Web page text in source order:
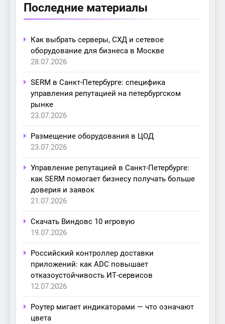
Последние материалы
Как выбрать серверы, СХД и сетевое
оборудование для бизнеса в Москве
28.07.2026
SERM в Санкт-Петербурге: специфика
управления репутацией на петербургском
рынке
23.07.2026
Размещение оборудования в ЦОД
23.07.2026
Управление репутацией в Санкт-Петербурге:
как SERM помогает бизнесу получать больше
доверия и заявок
21.07.2026
Скачать Виндовс 10 игровую
19.07.2026
Российский контроллер доставки
приложений: как ADC повышает
отказоустойчивость ИТ-сервисов
12.07.2026
Роутер мигает индикаторами — что означают
цвета